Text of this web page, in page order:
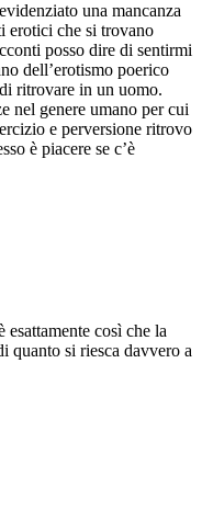
una mancanza
erotici che si trovano
posso dire di sentirmi
dell’erotismo poerico
ritrovare in un uomo.
nel genere umano per cui
e perversione ritrovo
è piacere se c’è
così che la
quanto si riesca davvero a